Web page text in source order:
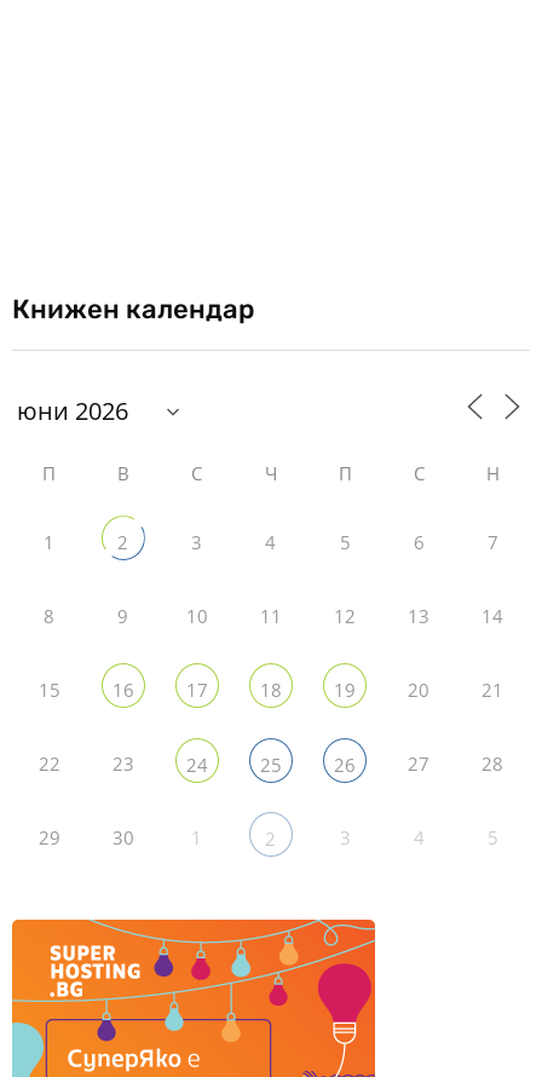
Книжен календар
П В С Ч П С Н
1 2 3 4 5 6 7
8 9 10 11 12 13 14
15 16 17 18 19 20 21
22 23 24 25 26 27 28
29 30 1 2 3 4 5